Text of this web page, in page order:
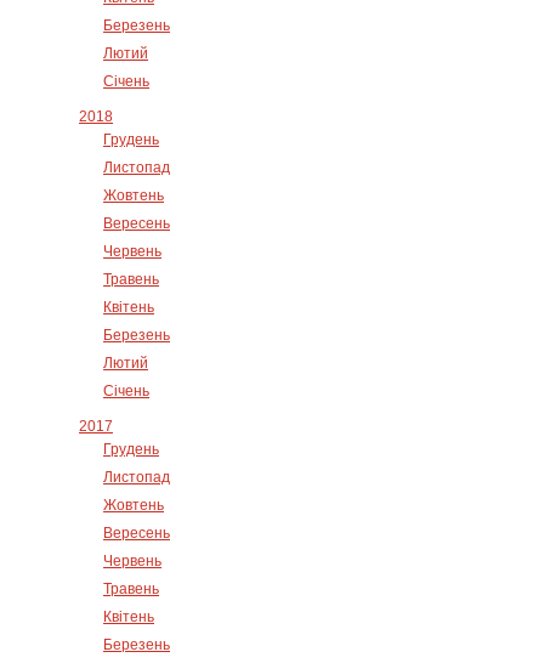
Березень
Лютий
Січень
2018
Грудень
Листопад
Жовтень
Вересень
Червень
Травень
Квітень
Березень
Лютий
Січень
2017
Грудень
Листопад
Жовтень
Вересень
Червень
Травень
Квітень
Березень